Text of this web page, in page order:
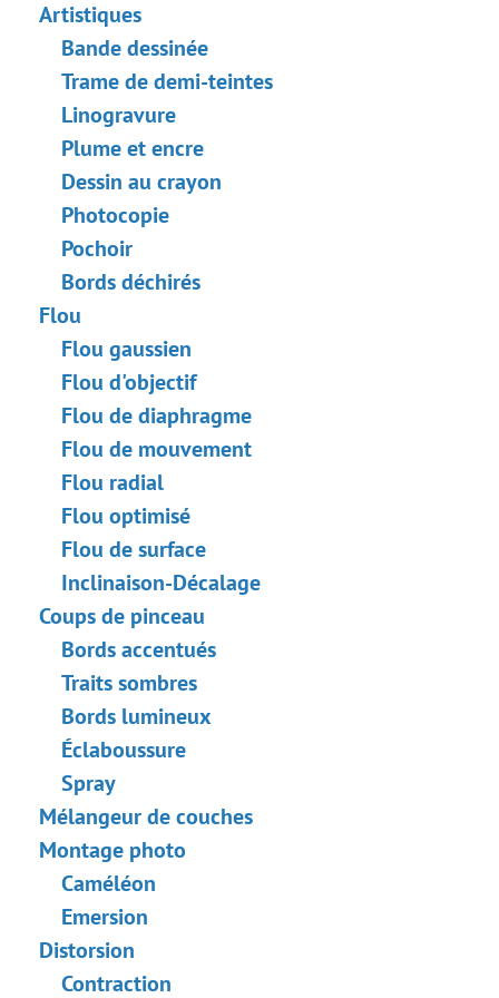
Conversion en noir et blanc
Amélioration d'un portrait
Carte de Saint Valentin
Portrait Pop Art
Collage de photos polaroid
Fond d'écran Bibliothèque
Effet de mosaïque
Goutte d'eau
Ajout de contours au texte
Effet vintage
Comment vieillir une photo
Effet Bokeh
Tonification des couleurs
Nouvelle couleur des yeux
Tâche : Enlever les lunettes
Sélection de rouges à lèvres
Retouche d'une vieille photo
Artistiques
Bande dessinée
Trame de demi-teintes
Linogravure
Plume et encre
Dessin au crayon
Photocopie
Pochoir
Bords déchirés
Flou
Flou gaussien
Flou d'objectif
Flou de diaphragme
Flou de mouvement
Flou radial
Flou optimisé
Flou de surface
Inclinaison-Décalage
Coups de pinceau
Bords accentués
Traits sombres
Bords lumineux
Éclaboussure
Spray
Mélangeur de couches
Montage photo
Caméléon
Emersion
Distorsion
Contraction